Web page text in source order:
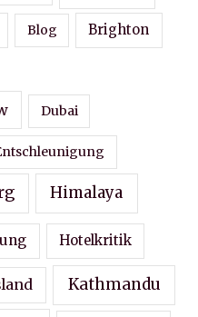
Blog Brighton
Dubai
Himalaya
Hotelkritik
Kathmandu